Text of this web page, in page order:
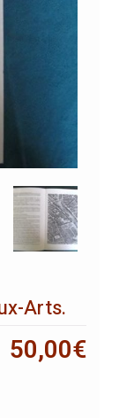
Arts.
50,00€